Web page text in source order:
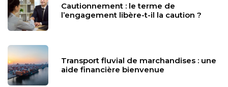
Cautionnement : le terme de
l’engagement libère-t-il la caution ?
Transport fluvial de marchandises : une
aide financière bienvenue